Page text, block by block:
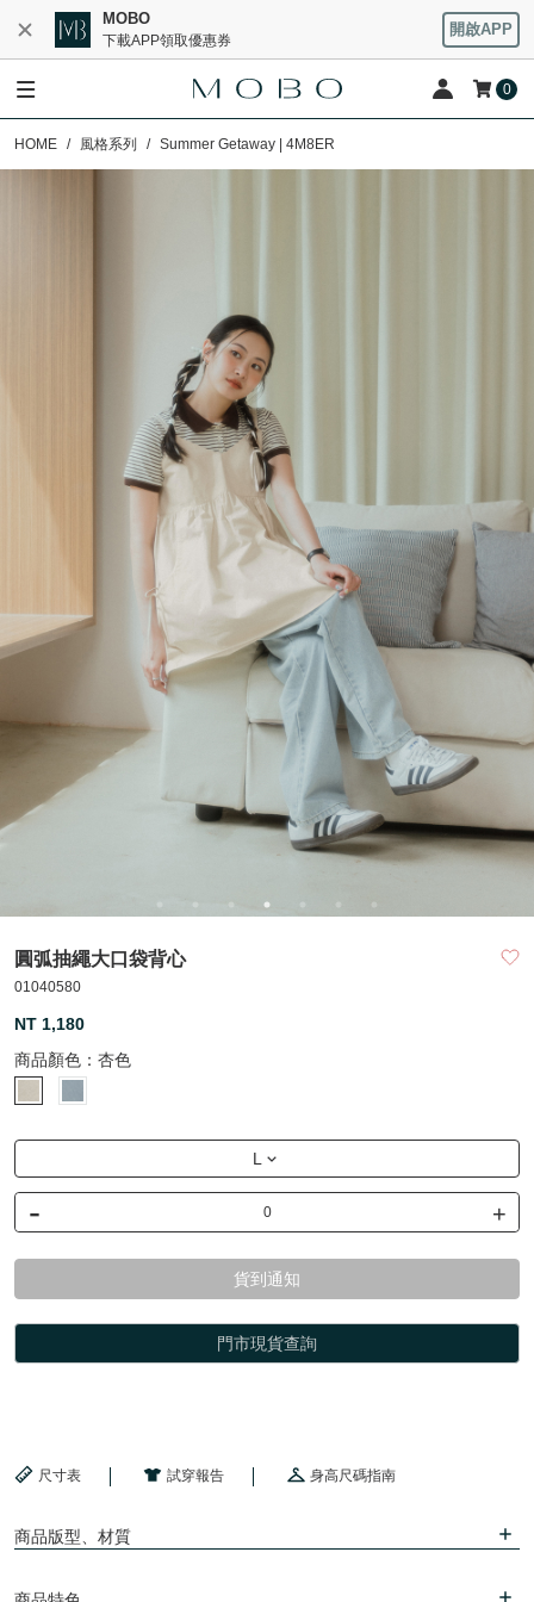
MOBO
下載APP領取優惠券
開啟APP
0
HOME 風格系列 Summer Getaway | 4M8ER
圓弧抽繩大口袋背心
01040580
NT 1,180
商品顏色： 杏色
L
- +
貨到通知
門市現貨查詢
尺寸表 試穿報告 身高尺碼指南
商品版型、材質